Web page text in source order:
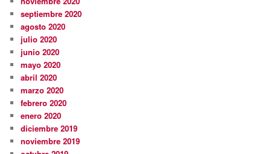
septiembre 2020
agosto 2020
julio 2020
junio 2020
mayo 2020
abril 2020
marzo 2020
febrero 2020
enero 2020
diciembre 2019
noviembre 2019